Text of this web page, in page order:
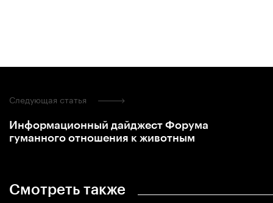
Смотреть также
Следующая статья
Информационный дайджест Форума
гуманного отношения к животным